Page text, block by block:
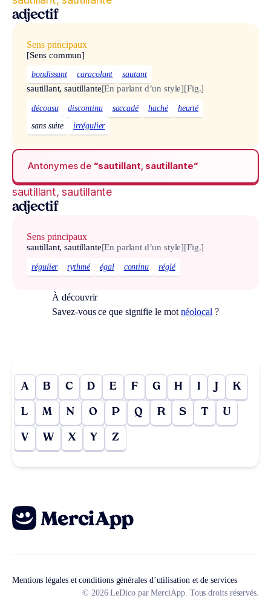
adjectif
Sens principaux
[Sens commun]
bondissant caracolant sautant
sautillant, sautillante[En parlant d’un style][Fig.]
décousu discontinu saccadé haché
heurté
sans suite
irrégulier
Antonymes de “sautillant, sautillante“
sautillant, sautillante
adjectif
Sens principaux
sautillant, sautillante[En parlant d’un style][Fig.]
régulier rythmé égal continu réglé
À découvrir
Savez-vous ce que signifie le mot néolocal ?
A B C D E F G H I J K
L M N O P Q R S T U
V W X Y Z
Mentions légales et conditions générales d’utilisation et de services
© 2026 LeDico par MerciApp. Tous droits réservés.